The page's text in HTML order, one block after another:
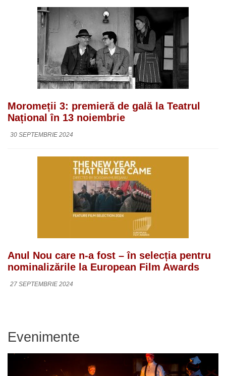
Moromeții 3: premieră de gală la Teatrul
Național în 13 noiembrie
30 SEPTEMBRIE 2024
Anul Nou care n-a fost – în selecția pentru
nominalizările la European Film Awards
27 SEPTEMBRIE 2024
Evenimente